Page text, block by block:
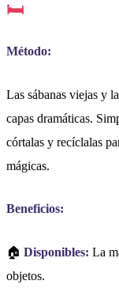
🛏️
Método:
Las sábanas viejas y
capas dramáticas.
córtalas y recíclalas
mágicas.
Beneficios:
🏠 Disponibles: La
objetos.